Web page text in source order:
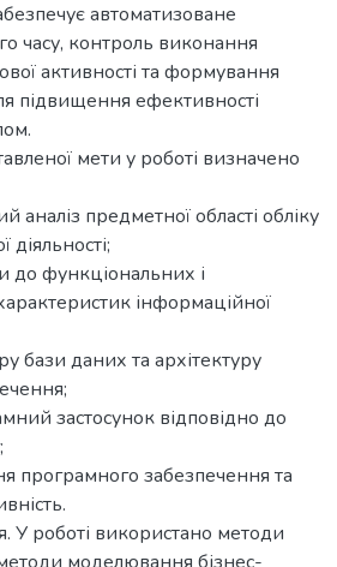
автоматизоване
часу, контроль виконання
активності та формування
підвищення ефективності
мети у роботі визначено
аналіз предметної області обліку
до функціональних і
інформаційної
бази даних та архітектуру
застосунок відповідно до
програмного забезпечення та
У роботі використано методи